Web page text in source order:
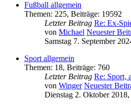
Fußball allgemein
Themen: 225, Beiträge: 19592
Letzter Beitrag Re: Ex-
von Michael Neuester
Samstag 7. September
Sport allgemein
Themen: 18, Beiträge: 760
Letzter Beitrag Re: Sport,
von Winger Neuester
Dienstag 2. Oktober